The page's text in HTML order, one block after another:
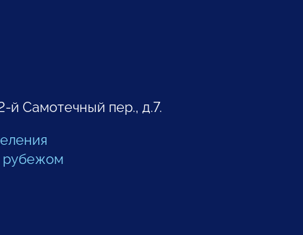
й Самотечный пер., д.7.
рубежом